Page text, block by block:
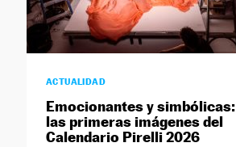
ACTUALIDAD
Emocionantes y simbólicas:
las primeras imágenes del
Calendario Pirelli 2026